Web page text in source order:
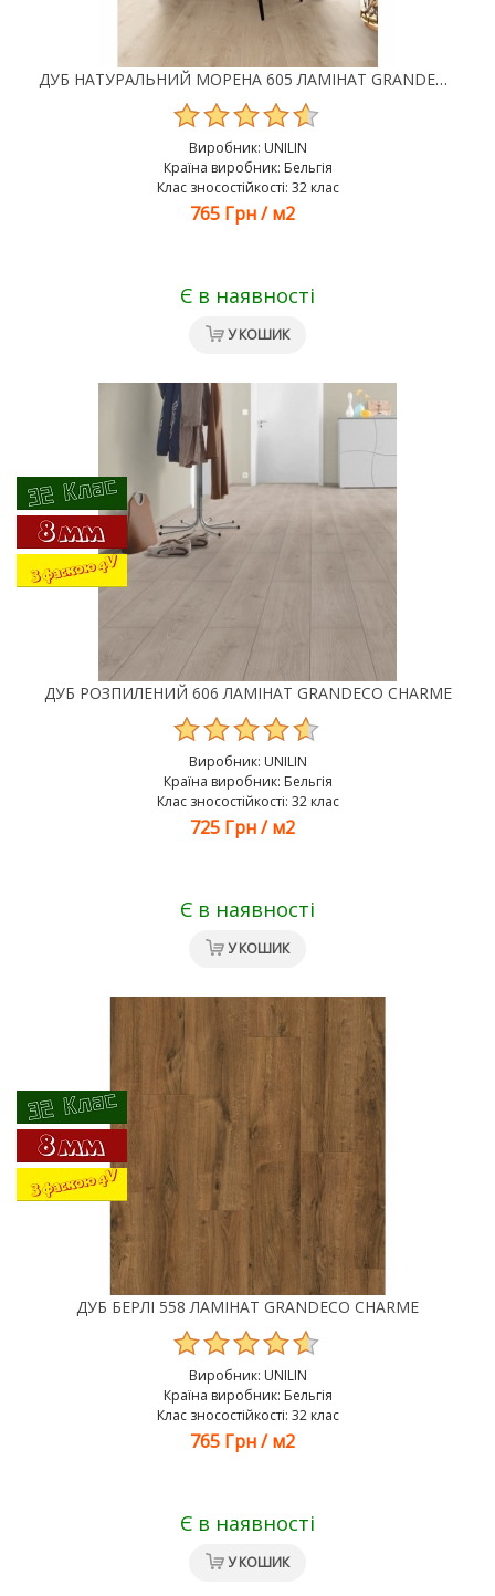
ДУБ НАТУРАЛЬНИЙ МОРЕНА 605 ЛАМІНАТ GRANDECO CHARME
Виробник: UNILIN
Країна виробник: Бельгія
Клас зносостійкості: 32 клас
765 Грн /м2
Є в наявності
У КОШИК
ДУБ РОЗПИЛЕНИЙ 606 ЛАМІНАТ GRANDECO CHARME
Виробник: UNILIN
Країна виробник: Бельгія
Клас зносостійкості: 32 клас
725 Грн /м2
Є в наявності
У КОШИК
ДУБ БЕРЛІ 558 ЛАМІНАТ GRANDECO CHARME
Виробник: UNILIN
Країна виробник: Бельгія
Клас зносостійкості: 32 клас
765 Грн /м2
Є в наявності
У КОШИК